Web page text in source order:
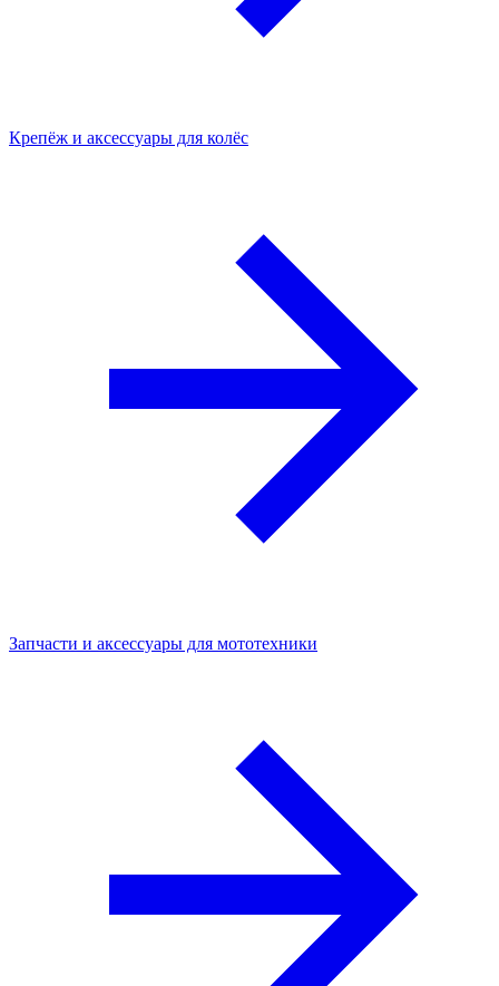
Крепёж и аксессуары для колёс
Запчасти и аксессуары для мототехники